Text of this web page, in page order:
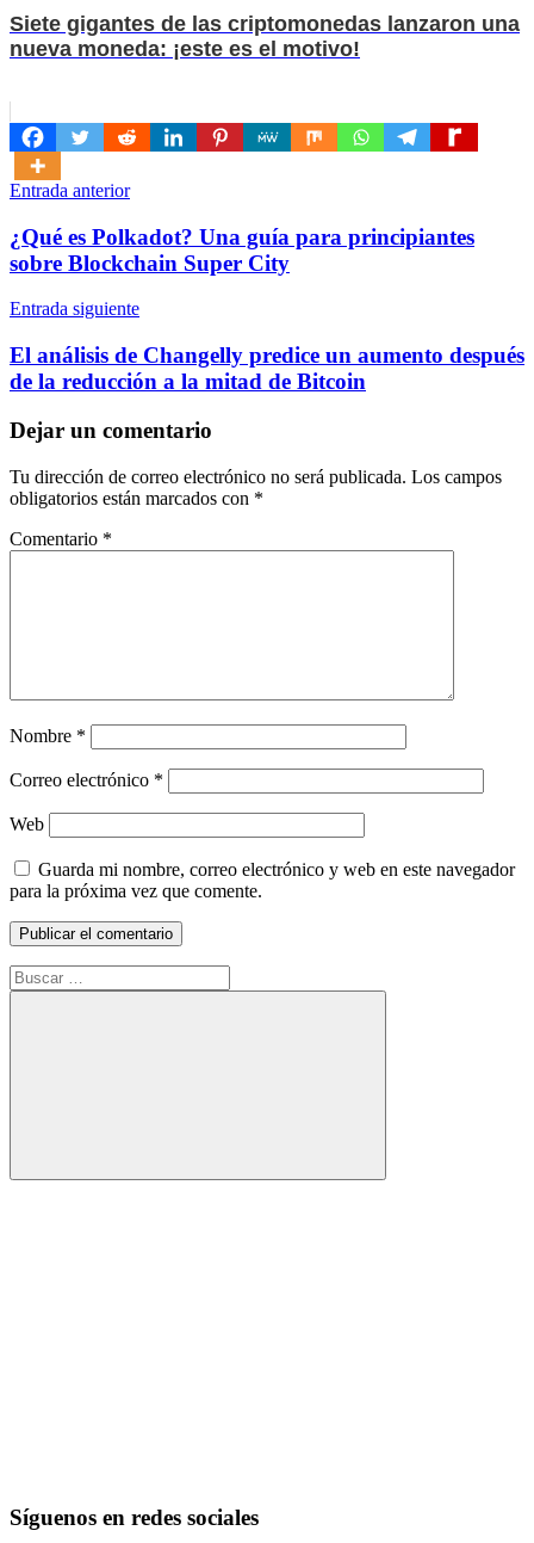
Siete gigantes de las criptomonedas lanzaron una
nueva moneda: ¡este es el motivo!
Navegación
de
entradas
Entrada anterior
¿Qué es Polkadot? Una guía para principiantes
sobre Blockchain Super City
Entrada siguiente
El análisis de Changelly predice un aumento después
de la reducción a la mitad de Bitcoin
Dejar un comentario
Tu dirección de correo electrónico no será publicada. Los campos
obligatorios están marcados con *
Comentario *
Nombre *
Correo electrónico *
Web
Guarda mi nombre, correo electrónico y web en este navegador
para la próxima vez que comente.
Buscar:
Buscar
Síguenos en redes sociales